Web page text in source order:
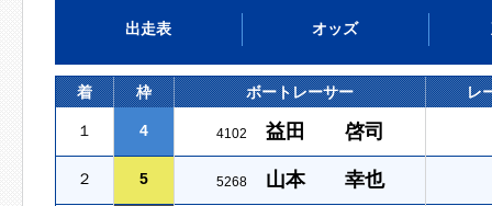
出走表 オッズ
着 枠 ボートレーサー レ
１ 4 4102 益田 啓司
２ 5 5268 山本 幸也